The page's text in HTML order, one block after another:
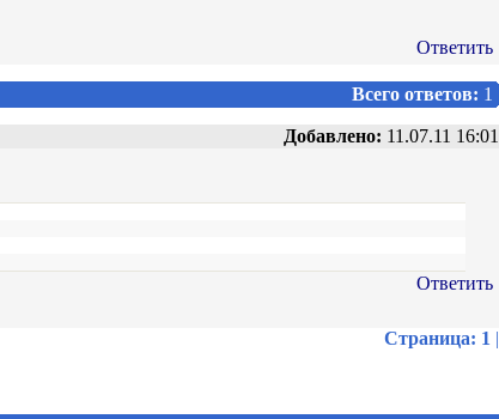
Ответить
Всего ответов: 1
Добавлено: 11.07.11 16:01
Ответить
Страница: 1 |